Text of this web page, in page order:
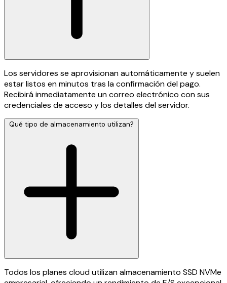
Los servidores se aprovisionan automáticamente y suelen
estar listos en minutos tras la confirmación del pago.
Recibirá inmediatamente un correo electrónico con sus
credenciales de acceso y los detalles del servidor.
Qué tipo de almacenamiento utilizan?
Todos los planes cloud utilizan almacenamiento SSD NVMe